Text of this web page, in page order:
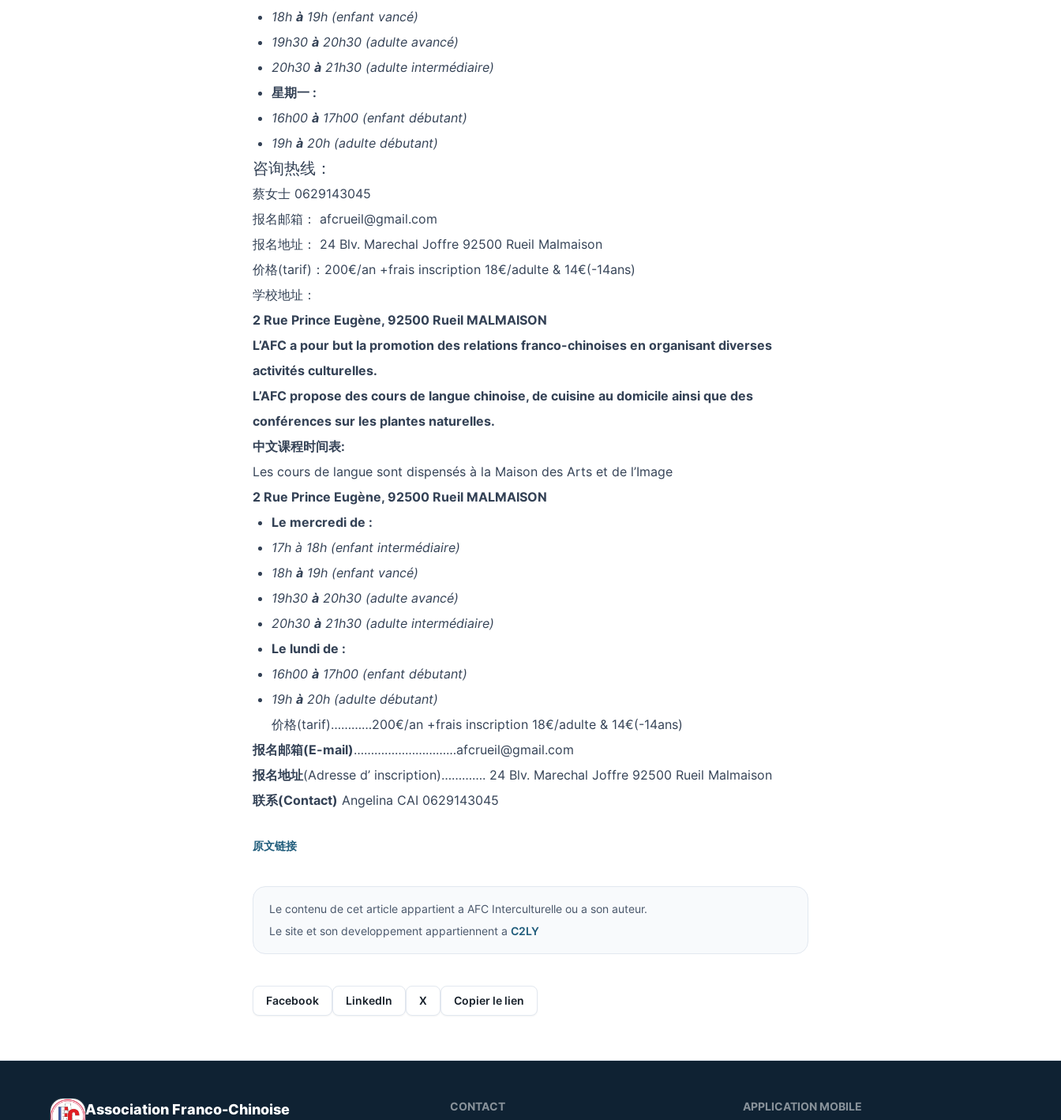
18h à 19h (enfant vancé)
19h30 à 20h30 (adulte avancé)
20h30 à 21h30 (adulte intermédiaire)
星期一 :
16h00 à 17h00 (enfant débutant)
19h à 20h (adulte débutant)
咨询热线：
蔡女士 0629143045
报名邮箱： afcrueil@gmail.com
报名地址： 24 Blv. Marechal Joffre 92500 Rueil Malmaison
价格(tarif)：200€/an +frais inscription 18€/adulte & 14€(-14ans)
学校地址：
2 Rue Prince Eugène, 92500 Rueil MALMAISON
L’AFC a pour but la promotion des relations franco-chinoises en organisant diverses
activités culturelles.
L’AFC propose des cours de langue chinoise, de cuisine au domicile ainsi que des
conférences sur les plantes naturelles.
中文课程时间表:
Les cours de langue sont dispensés à la Maison des Arts et de l’Image
2 Rue Prince Eugène, 92500 Rueil MALMAISON
Le mercredi de :
17h à 18h (enfant intermédiaire)
18h à 19h (enfant vancé)
19h30 à 20h30 (adulte avancé)
20h30 à 21h30 (adulte intermédiaire)
Le lundi de :
16h00 à 17h00 (enfant débutant)
19h à 20h (adulte débutant)
价格(tarif)…………200€/an +frais inscription 18€/adulte & 14€(-14ans)
报名邮箱(E-mail)…………………………afcrueil@gmail.com
报名地址(Adresse d’ inscription)…………. 24 Blv. Marechal Joffre 92500 Rueil Malmaison
联系(Contact) Angelina CAI 0629143045
原文链接
Le contenu de cet article appartient a AFC Interculturelle ou a son auteur.
Le site et son developpement appartiennent a C2LY
Facebook LinkedIn X Copier le lien
Association Franco-Chinoise CONTACT APPLICATION MOBILE